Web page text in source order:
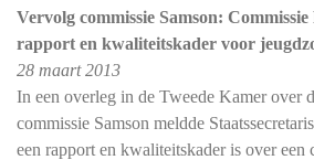
Vervolg commissie Samson:
rapport en kwaliteitskader voor
28 maart 2013
In een overleg in de Tweede Kamer over
commissie Samson meldde
een rapport en kwaliteitskader is over een